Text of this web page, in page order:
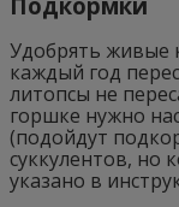
Удобрять живые
каждый год
литопсы не
горшке нужно
(подойдут
суккулентов, но
указано в